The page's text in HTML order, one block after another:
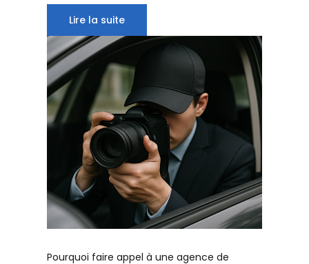
Lire la suite
Pourquoi faire appel à une agence de